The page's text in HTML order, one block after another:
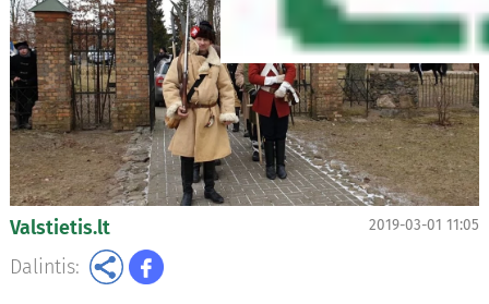
Valstietis.lt 2019-03-01 11:05
Dalintis: